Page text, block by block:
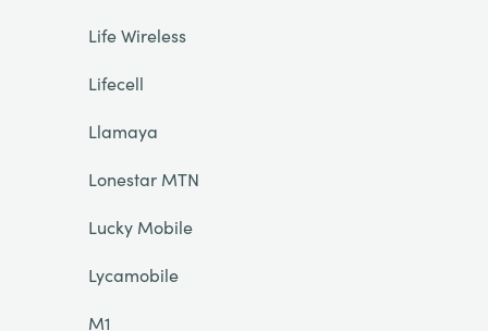
Life Wireless
Lifecell
Llamaya
Lonestar MTN
Lucky Mobile
Lycamobile
M1